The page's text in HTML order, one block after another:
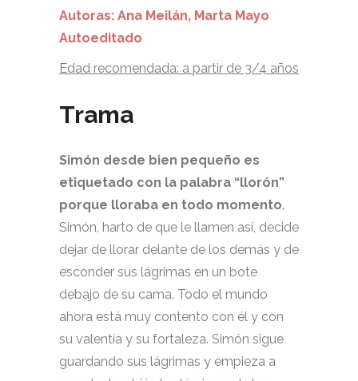
Autoras: Ana Meilán, Marta Mayo
Autoeditado
Edad recomendada: a partir de 3/4 años
Trama
Simón desde bien pequeño es
etiquetado con la palabra “llorón”
porque lloraba en todo momento.
Simón, harto de que le llamen así, decide
dejar de llorar delante de los demás y de
esconder sus lágrimas en un bote
debajo de su cama. Todo el mundo
ahora está muy contento con él y con
su valentía y su fortaleza. Simón sigue
guardando sus lágrimas y empieza a